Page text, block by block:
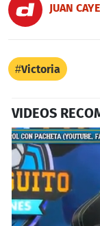
JUAN
Victoria
VIDEOS